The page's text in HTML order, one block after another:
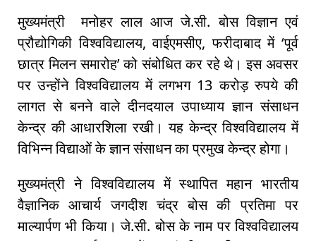
मुख्यमंत्री मनोहर लाल आज जे.सी. बोस विज्ञान एवं
प्रौद्योगिकी विश्वविद्यालय, वाईएमसीए, फरीदाबाद में ‘पूर्व
छात्र मिलन समारोह’ को संबोधित कर रहे थे। इस अवसर
पर उन्होंने विश्वविद्यालय में लगभग 13 करोड़ रुपये की
लागत से बनने वाले दीनदयाल उपाध्याय ज्ञान संसाधन
केन्द्र की आधारशिला रखी। यह केन्द्र विश्वविद्यालय में
विभिन्न विद्याओं के ज्ञान संसाधन का प्रमुख केन्द्र होगा।
मुख्यमंत्री ने विश्वविद्यालय में स्थापित महान भारतीय
वैज्ञानिक आचार्य जगदीश चंद्र बोस की प्रतिमा पर
माल्यार्पण भी किया। जे.सी. बोस के नाम पर विश्वविद्यालय